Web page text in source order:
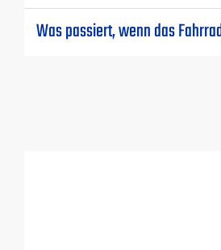
Was passiert, wenn das